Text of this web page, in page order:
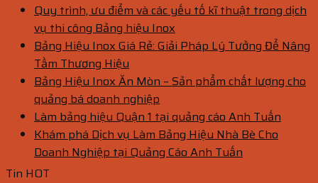
Quy trình, ưu điểm và các yếu tố kĩ thuật trong dịch
vụ thi công Bảng hiệu Inox
Bảng Hiệu Inox Giá Rẻ: Giải Pháp Lý Tưởng Để Nâng
Tầm Thương Hiệu
Bảng Hiệu Inox Ăn Mòn – Sản phẩm chất lượng cho
quảng bá doanh nghiệp
Làm bảng hiệu Quận 1 tại quảng cáo Anh Tuấn
Khám phá Dịch vụ Làm Bảng Hiệu Nhà Bè Cho
Doanh Nghiệp tại Quảng Cáo Anh Tuấn
Tin HOT